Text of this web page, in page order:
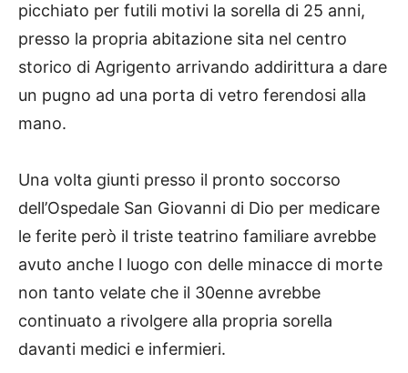
picchiato per futili motivi la sorella di 25 anni,
presso la propria abitazione sita nel centro
storico di Agrigento arrivando addirittura a dare
un pugno ad una porta di vetro ferendosi alla
mano.
Una volta giunti presso il pronto soccorso
dell’Ospedale San Giovanni di Dio per medicare
le ferite però il triste teatrino familiare avrebbe
avuto anche l luogo con delle minacce di morte
non tanto velate che il 30enne avrebbe
continuato a rivolgere alla propria sorella
davanti medici e infermieri.